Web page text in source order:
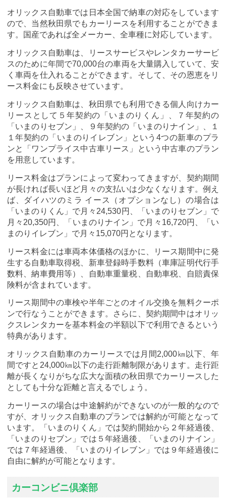
オリックス自動車では日本全国で納車の対応をしています
ので、当然秋田県でもカーリースを利用することができま
す。国産であれば全メーカー、全車種に対応しています。
オリックス自動車は、リースサービスやレンタカーサービ
スのために年間で70,000台の車両を大量購入していて、安
く車両を仕入れることができます。そして、その恩恵をリ
ース料金にも反映させています。
オリックス自動車は、秋田県でも利用できる個人向けカー
リースとして５年契約の「いまのりくん」、７年契約の
「いまのりセブン」、９年契約の「いまのりナイン」、１
１年契約の「いまのりイレブン」という4つの新車のプラ
ンと「ワンプライス中古車リース」という中古車のプラン
を用意しています。
リース料金はプランによって変わってきますが、契約期間
が長ければ長いほど月々の支払いは少なくなります。例え
ば、ダイハツのミラ イース（オプションなし）の場合は
「いまのりくん」で月々24,530円、「いまのりセブン」で
月々20,350円、「いまのりナイン」で月々16,720円、「い
まのりイレブン」で月々15,070円となります。
リース料金には車両本体価格のほかに、リース期間中に発
生する自動車取得税、新車登録時手数料（車庫証明代行手
数料、納車費用等）、自動車重量税、自動車税、自賠責保
険料が含まれています。
リース期間中の車検や半年ごとのオイル交換を無料クーポ
ンで行なうことができます。さらに、契約期間中はオリッ
クスレンタカーを基本料金の半額以下で利用できるという
特典があります。
オリックス自動車のカーリースでは月間2,000㎞以下、年
間ですと24,000㎞以下の走行距離制限があります。走行距
離が長くなりがちな広大な面積の秋田県でカーリースした
としても十分な距離と言えるでしょう。
カーリースの場合は中途解約ができないのが一般的なので
すが、オリックス自動車のプランでは解約が可能となって
います。「いまのりくん」では契約開始から２年経過後、
「いまのりセブン」では５年経過後、「いまのりナイン」
では７年経過後、「いまのりイレブン」では９年経過後に
自由に解約が可能となります。
カーコンビニ倶楽部